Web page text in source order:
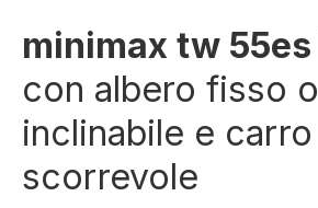
minimax tw 55es
con albero fisso o
inclinabile e carro
scorrevole